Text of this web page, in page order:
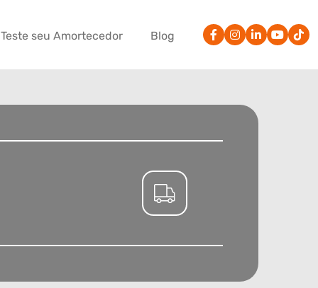
Teste seu Amortecedor Blog